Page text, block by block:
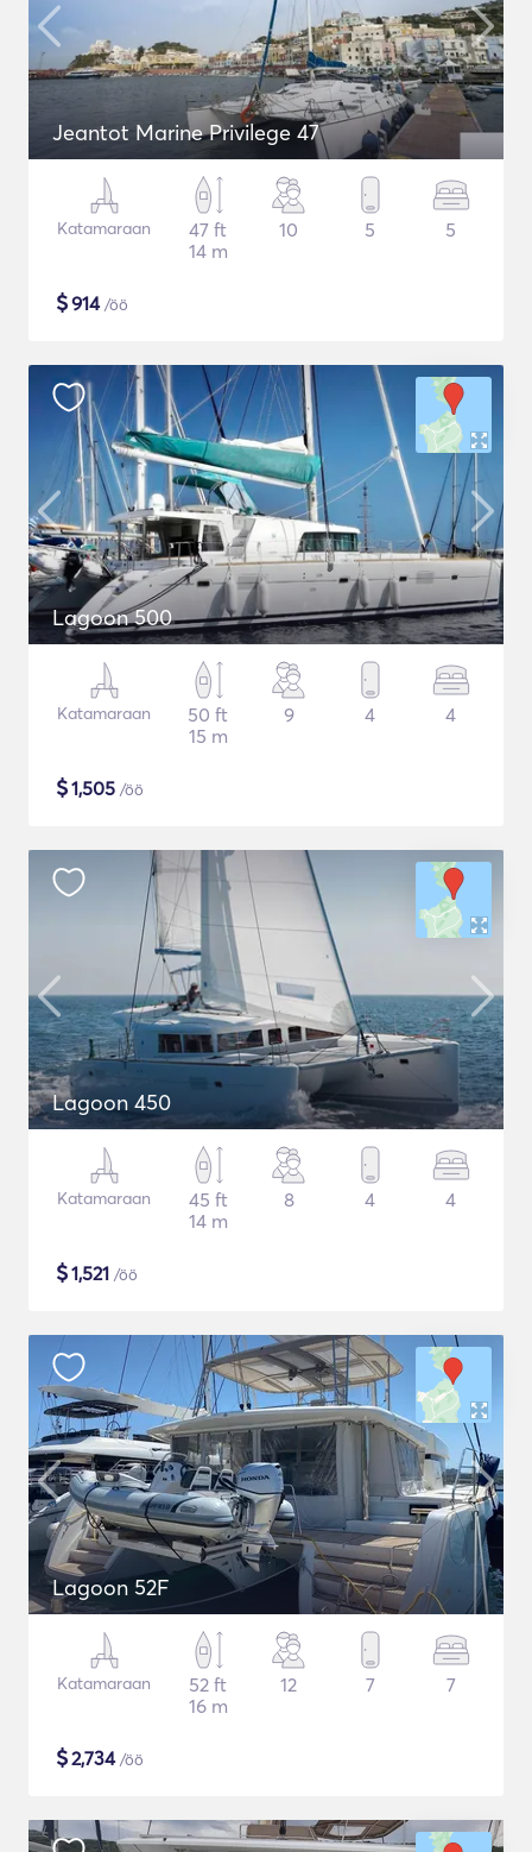
Jeantot Marine Privilege 47
Katamaraan
47 ft
14 m
10 5 5
$914/öö
Lagoon 500
Katamaraan
50 ft
15 m
9 4 4
$1,505 /öö
Lagoon 450
Katamaraan
45 ft
14 m
8 4 4
$1,521 /öö
Lagoon 52F
Katamaraan
52 ft
16 m
12 7 7
$2,734/öö